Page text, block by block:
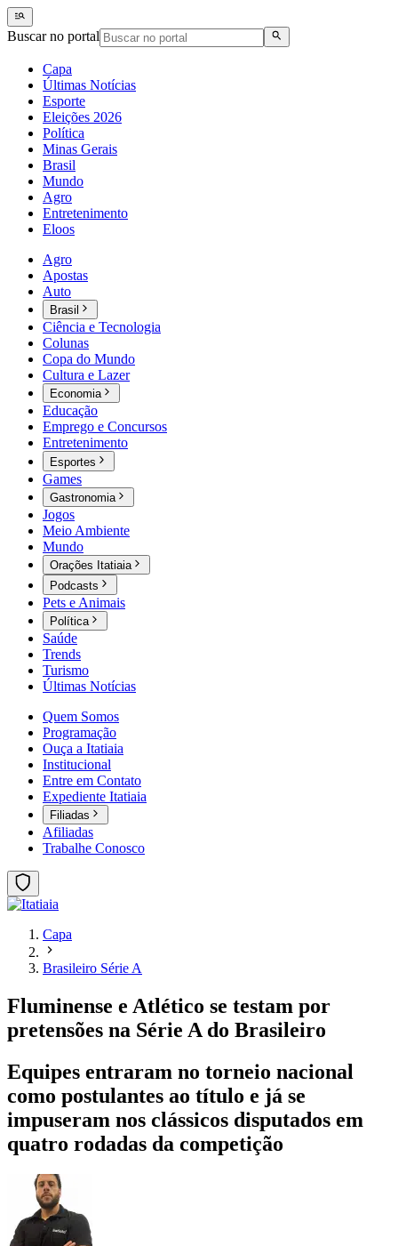
Buscar no portal
Capa
Últimas Notícias
Esporte
Eleições 2026
Política
Minas Gerais
Brasil
Mundo
Agro
Entretenimento
Eloos
Agro
Apostas
Auto
Brasil
Ciência e Tecnologia
Colunas
Copa do Mundo
Cultura e Lazer
Economia
Educação
Emprego e Concursos
Entretenimento
Esportes
Games
Gastronomia
Jogos
Meio Ambiente
Mundo
Orações Itatiaia
Podcasts
Pets e Animais
Política
Saúde
Trends
Turismo
Últimas Notícias
Quem Somos
Programação
Ouça a Itatiaia
Institucional
Entre em Contato
Expediente Itatiaia
Filiadas
Afiliadas
Trabalhe Conosco
Capa
Brasileiro Série A
Fluminense e Atlético se testam por
pretensões na Série A do Brasileiro
Equipes entraram no torneio nacional
como postulantes ao título e já se
impuseram nos clássicos disputados em
quatro rodadas da competição